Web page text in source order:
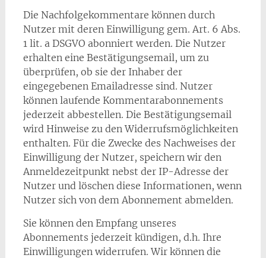
Die Nachfolgekommentare können durch
Nutzer mit deren Einwilligung gem. Art. 6 Abs.
1 lit. a DSGVO abonniert werden. Die Nutzer
erhalten eine Bestätigungsemail, um zu
überprüfen, ob sie der Inhaber der
eingegebenen Emailadresse sind. Nutzer
können laufende Kommentarabonnements
jederzeit abbestellen. Die Bestätigungsemail
wird Hinweise zu den Widerrufsmöglichkeiten
enthalten. Für die Zwecke des Nachweises der
Einwilligung der Nutzer, speichern wir den
Anmeldezeitpunkt nebst der IP-Adresse der
Nutzer und löschen diese Informationen, wenn
Nutzer sich von dem Abonnement abmelden.
Sie können den Empfang unseres
Abonnements jederzeit kündigen, d.h. Ihre
Einwilligungen widerrufen. Wir können die